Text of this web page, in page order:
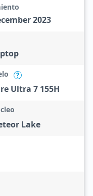
2023
?
Ultra 7 155H
Lake